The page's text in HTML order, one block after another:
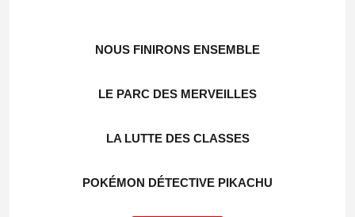
NOUS FINIRONS ENSEMBLE
LE PARC DES MERVEILLES
LA LUTTE DES CLASSES
POKÉMON DÉTECTIVE PIKACHU